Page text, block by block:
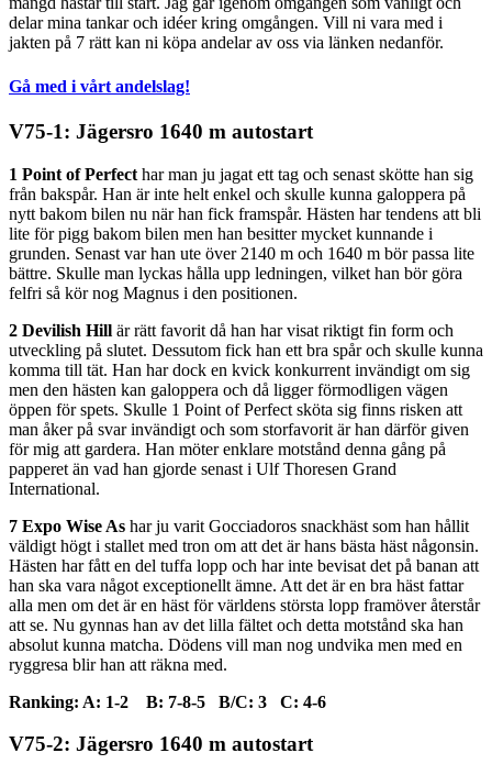
delar mina tankar och idéer kring omgången. Vill ni vara med i
jakten på 7 rätt kan ni köpa andelar av oss via länken nedanför.
Gå med i vårt andelslag!
V75-1: Jägersro 1640 m autostart
1 Point of Perfect har man ju jagat ett tag och senast skötte han sig
från bakspår. Han är inte helt enkel och skulle kunna galoppera på
nytt bakom bilen nu när han fick framspår. Hästen har tendens att bli
lite för pigg bakom bilen men han besitter mycket kunnande i
grunden. Senast var han ute över 2140 m och 1640 m bör passa lite
bättre. Skulle man lyckas hålla upp ledningen, vilket han bör göra
felfri så kör nog Magnus i den positionen.
2 Devilish Hill är rätt favorit då han har visat riktigt fin form och
utveckling på slutet. Dessutom fick han ett bra spår och skulle kunna
komma till tät. Han har dock en kvick konkurrent invändigt om sig
men den hästen kan galoppera och då ligger förmodligen vägen
öppen för spets. Skulle 1 Point of Perfect sköta sig finns risken att
man åker på svar invändigt och som storfavorit är han därför given
för mig att gardera. Han möter enklare motstånd denna gång på
papperet än vad han gjorde senast i Ulf Thoresen Grand
International.
7 Expo Wise As har ju varit Gocciadoros snackhäst som han hållit
väldigt högt i stallet med tron om att det är hans bästa häst någonsin.
Hästen har fått en del tuffa lopp och har inte bevisat det på banan att
han ska vara något exceptionellt ämne. Att det är en bra häst fattar
alla men om det är en häst för världens största lopp framöver återstår
att se. Nu gynnas han av det lilla fältet och detta motstånd ska han
absolut kunna matcha. Dödens vill man nog undvika men med en
ryggresa blir han att räkna med.
Ranking: A: 1-2 B: 7-8-5 B/C: 3 C: 4-6
V75-2: Jägersro 1640 m autostart